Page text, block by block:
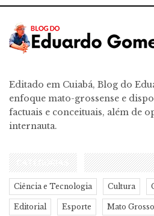
Editado em Cuiabá, Blog do
enfoque mato-grossense e
factuais e conceituais, além de
internauta.
CATEGORIAS
Ciência e Tecnologia Cultura
Editorial Esporte Mato Grosso